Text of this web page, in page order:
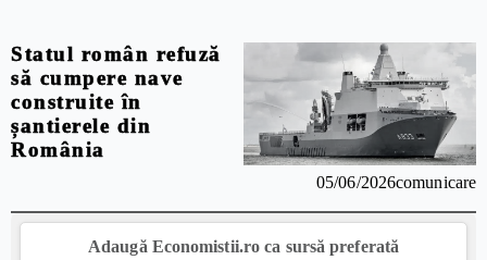
Statul român refuză
să cumpere nave
construite în
șantierele din
România
05/06/2026comunicare
Adaugă Economistii.ro ca sursă preferată